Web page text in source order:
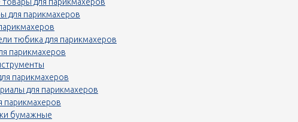
для парикмахеров
тюбика для парикмахеров
парикмахеров
парикмахеров
для парикмахеров
парикмахеров
бумажные